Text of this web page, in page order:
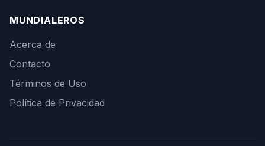
MUNDIALEROS
Acerca de
Contacto
Términos de Uso
Política de Privacidad